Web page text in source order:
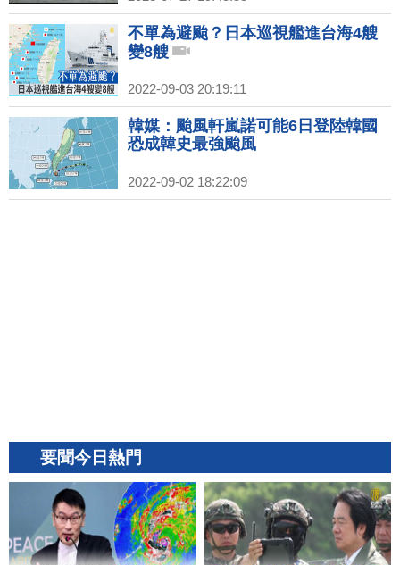
不單為避颱？日本巡視艦進台海4艘
變8艘
2022-09-03 20:19:11
韓媒：颱風軒嵐諾可能6日登陸韓國
恐成韓史最強颱風
2022-09-02 18:22:09
要聞今日熱門